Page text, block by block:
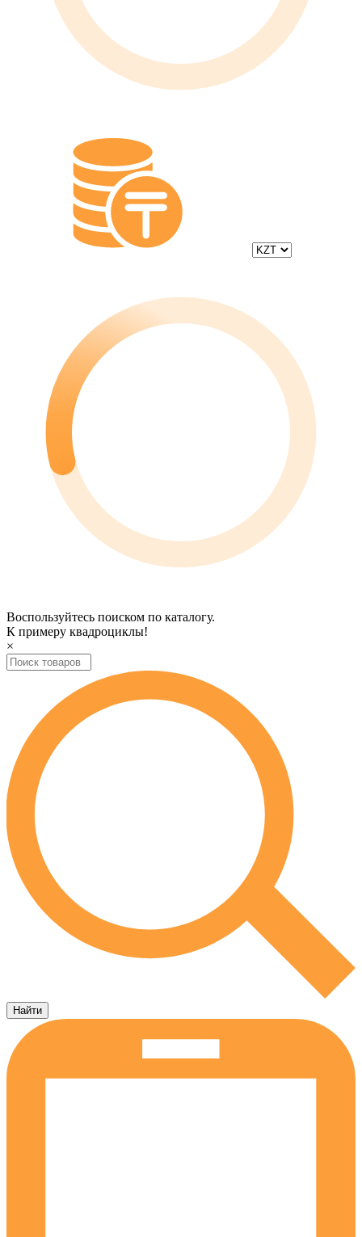
Воспользуйтесь поиском по каталогу.
К примеру квадроциклы!
×